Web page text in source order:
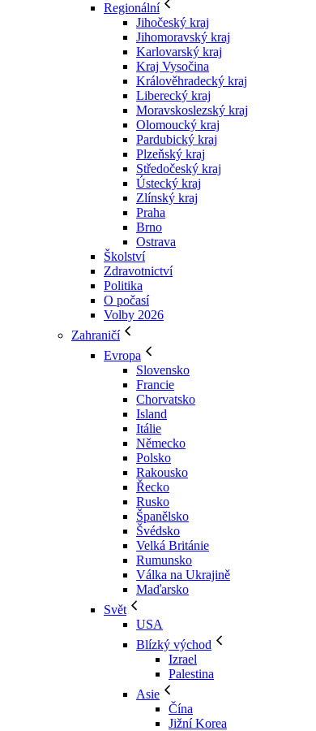
Regionální
Jihočeský kraj
Jihomoravský kraj
Karlovarský kraj
Kraj Vysočina
Králověhradecký kraj
Liberecký kraj
Moravskoslezský kraj
Olomoucký kraj
Pardubický kraj
Plzeňský kraj
Středočeský kraj
Ústecký kraj
Zlínský kraj
Praha
Brno
Ostrava
Školství
Zdravotnictví
Politika
O počasí
Volby 2026
Zahraničí
Evropa
Slovensko
Francie
Chorvatsko
Island
Itálie
Německo
Polsko
Rakousko
Řecko
Rusko
Španělsko
Švédsko
Velká Británie
Rumunsko
Válka na Ukrajině
Maďarsko
Svět
USA
Blízký východ
Izrael
Palestina
Asie
Čína
Jižní Korea